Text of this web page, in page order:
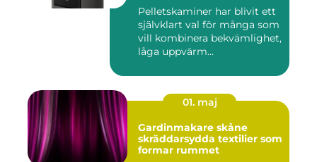
Pelletskaminer har blivit ett
självklart val för många som
vill kombinera bekvämlighet,
låga uppvärm...
01. maj
Gardinmakare skåne
skräddarsydda textilier som
formar rummet